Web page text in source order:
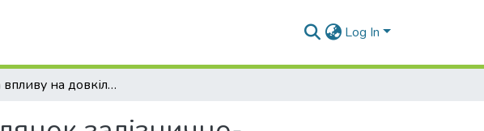
Log In
Оцінка впливу на довкілля окремих ділянок залізнично-дорожного транспорту